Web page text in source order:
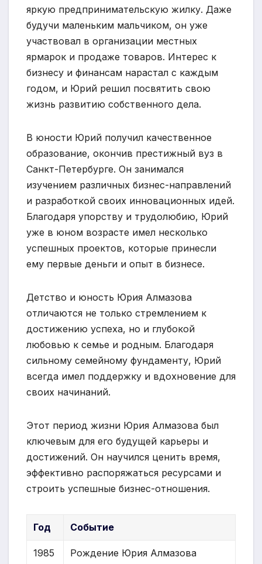
яркую предпринимательскую жилку. Даже
будучи маленьким мальчиком, он уже
участвовал в организации местных
ярмарок и продаже товаров. Интерес к
бизнесу и финансам нарастал с каждым
годом, и Юрий решил посвятить свою
жизнь развитию собственного дела.
В юности Юрий получил качественное
образование, окончив престижный вуз в
Санкт-Петербурге. Он занимался
изучением различных бизнес-направлений
и разработкой своих инновационных идей.
Благодаря упорству и трудолюбию, Юрий
уже в юном возрасте имел несколько
успешных проектов, которые принесли
ему первые деньги и опыт в бизнесе.
Детство и юность Юрия Алмазова
отличаются не только стремлением к
достижению успеха, но и глубокой
любовью к семье и родным. Благодаря
сильному семейному фундаменту, Юрий
всегда имел поддержку и вдохновение для
своих начинаний.
Этот период жизни Юрия Алмазова был
ключевым для его будущей карьеры и
достижений. Он научился ценить время,
эффективно распоряжаться ресурсами и
строить успешные бизнес-отношения.
Год Событие
1985 Рождение Юрия Алмазова